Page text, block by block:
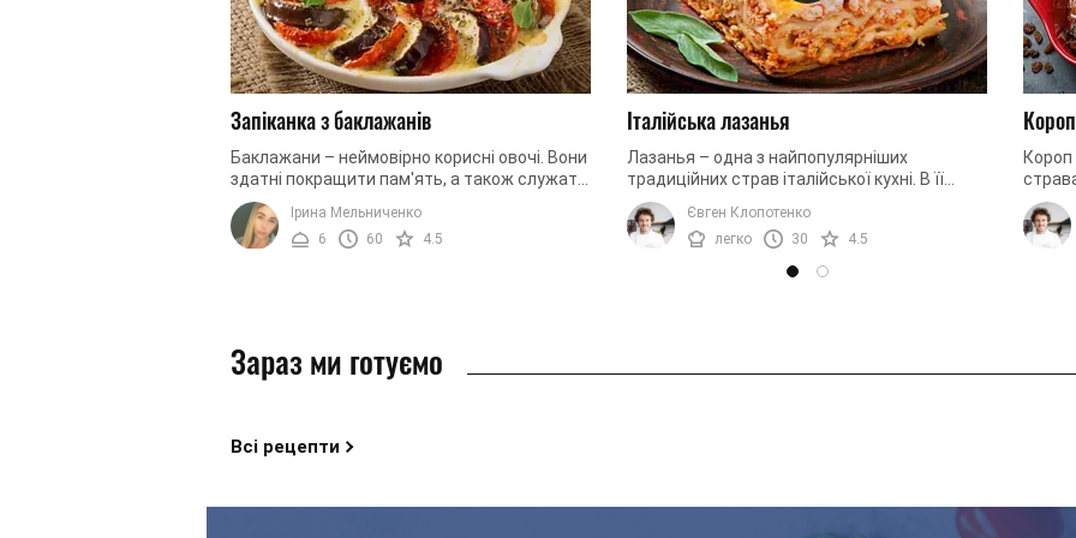
Запіканка з баклажанів
Баклажани – неймовірно корисні овочі. Вони
здатні покращити пам'ять, а також служать
прекрасним антиоксидантом. Крім того,
вживання баклажанів ...
Ірина Мельниченко
6
60 4.5
Італійська лазанья
Лазанья – одна з найпопулярніших
традиційних страв італійської кухні. В її
основі соковитий м'ясний фарш, багато сиру
і ніжне листкове тісто. ...
Євген Клопотенко
легко
30 4.5
Короп
з
Зараз ми готуємо
Всі рецепти